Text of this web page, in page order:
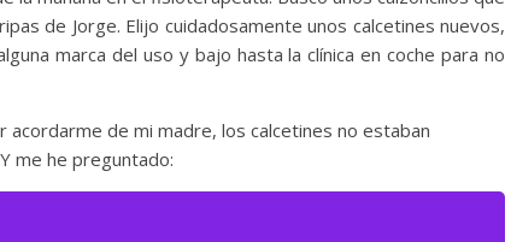
de Jorge. Elijo cuidadosamente unos calcetines nuevos,
marca del uso y bajo hasta la clínica en coche para no
de mi madre, los calcetines no estaban
me he preguntado: